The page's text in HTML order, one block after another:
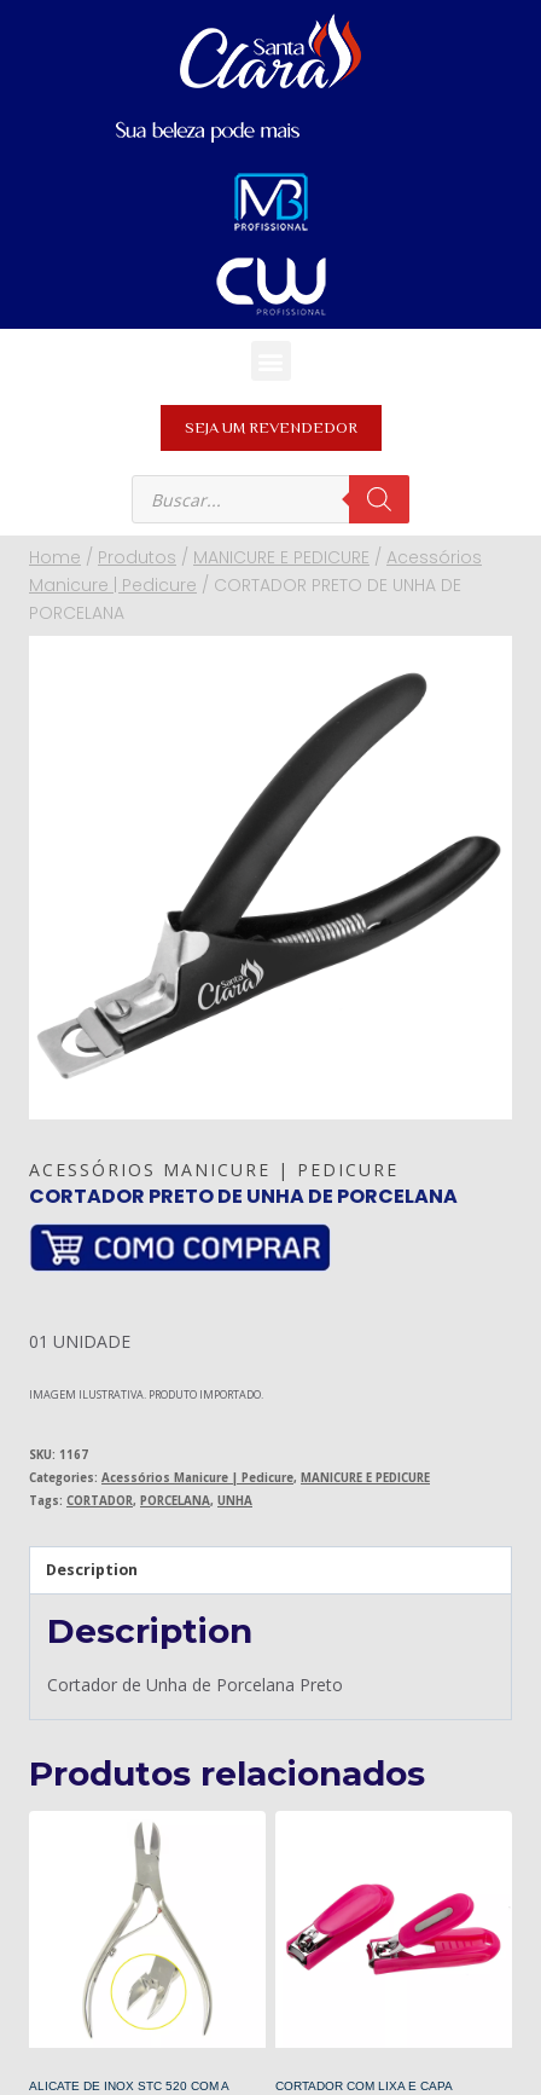
SEJA UM REVENDEDOR
Home / Produtos / MANICURE E PEDICURE / Acessórios
Manicure | Pedicure / CORTADOR PRETO DE UNHA DE
PORCELANA
ACESSÓRIOS MANICURE | PEDICURE
CORTADOR PRETO DE UNHA DE PORCELANA
01 UNIDADE
IMAGEM ILUSTRATIVA. PRODUTO IMPORTADO.
SKU: 1167
Categories: Acessórios Manicure | Pedicure, MANICURE E PEDICURE
Tags: CORTADOR, PORCELANA, UNHA
Description
Description
Cortador de Unha de Porcelana Preto
Produtos relacionados
ALICATE DE INOX STC 520 COM A
CORTADOR COM LIXA E CAPA